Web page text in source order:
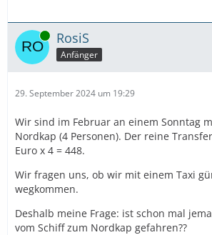
Online RosiS
Anfänger
29. September 2024 um 19:29
Wir sind im Februar an einem Sonntag
Nordkap (4 Personen). Der reine
Euro x 4 = 448.
Wir fragen uns, ob wir mit einem Taxi
wegkommen.
Deshalb meine Frage: ist schon mal
vom Schiff zum Nordkap gefahren??